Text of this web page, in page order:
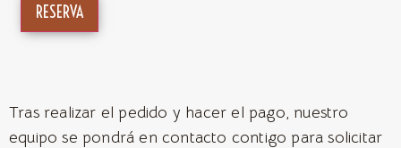
RESERVA
Tras realizar el pedido y hacer el pago, nuestro
equipo se pondrá en contacto contigo para solicitar